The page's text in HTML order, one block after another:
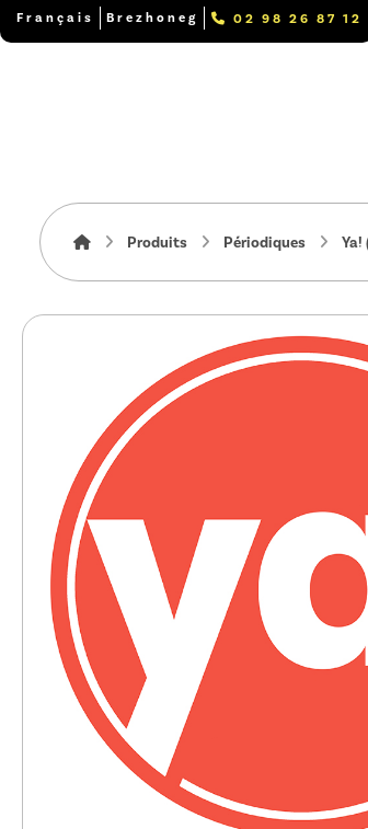
Français Brezhoneg 02 98 26 87 12
Produits Périodiques Ya!